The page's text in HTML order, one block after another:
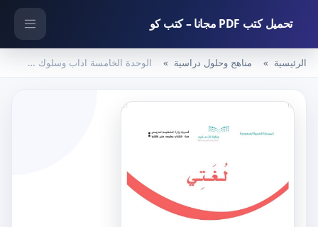
تحميل كتب PDF مجانا – كتب كو
الرئيسية مناهج وحلول دراسية الوحدة الخامسة اداب وسلوك – المنهاج السعودي